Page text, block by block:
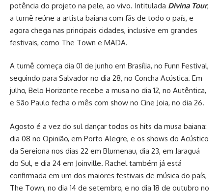
potência do projeto na pele, ao vivo. Intitulada Divina Tour,
a turnê reúne a artista baiana com fãs de todo o país, e
agora chega nas principais cidades, inclusive em grandes
festivais, como The Town e MADA.
A turnê começa dia 01 de junho em Brasília, no Funn Festival,
seguindo para Salvador no dia 28, no Concha Acústica. Em
julho, Belo Horizonte recebe a musa no dia 12, no Autêntica,
e São Paulo fecha o mês com show no Cine Joia, no dia 26.
Agosto é a vez do sul dançar todos os hits da musa baiana:
dia 08 no Opinião, em Porto Alegre, e os shows do Acústico
da Sereiona nos dias 22 em Blumenau, dia 23, em Jaraguá
do Sul, e dia 24 em Joinville. Rachel também já está
confirmada em um dos maiores festivais de música do país,
The Town, no dia 14 de setembro, e no dia 18 de outubro no